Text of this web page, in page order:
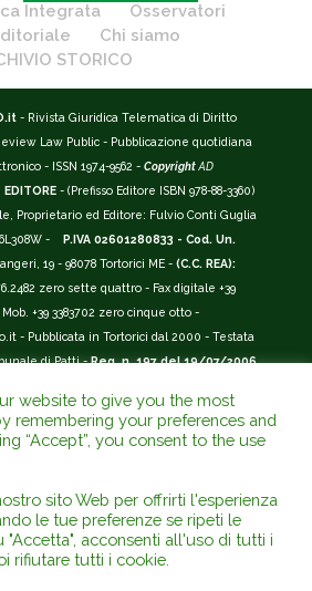
Integrata
Osservatori
Chi siamo
STORICO
- Rivista Giuridica Telematica di Diritto
Law Public - Pubblicazione quotidiana
- ISSN 1974-9562 - Copyright AD
- (Prefisso Editore ISBN 978-88-3360)
Proprietario ed Editore: Fulvio Conti Guglia
-
P.IVA 02601280833 - Cod. Un.
19 - 98078 Tortorici ME - (C.C. REA):
zero sette quattro - Fax digitale +39
Mob. +39 3383702 zero cinque otto -
- Pubblicata in Tortorici dal 2000 - Testata
di Patti -Reg. n. 197 del 19/07/2006
__________
AMBIENTEDIRITTO.IT ISSN 1974-9562
nell'Area 12 - (
(D.P.R. n.76/2010). Valutazione della Qualità della
Valutazione periodica, Accreditamento ( AVA
);
(ASN ). Repertorio del Foro Italiano Abbr.
- Catalogo (
website to give you the most
remembering your preferences and
“Accept”, you consent to the use
sito Web per offrirti l'esperienza
le tue preferenze se ripeti le
"Accetta", acconsenti all'uso di tutti i
rifiutare tutti i cookie.